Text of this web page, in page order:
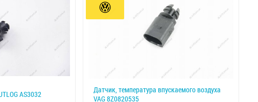
AS3032
Датчик, температура впускаемого воздуха
VAG 8Z0820535